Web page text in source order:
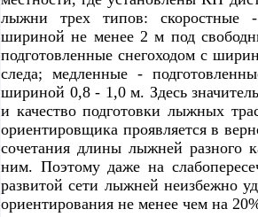
лыжни трех типов: скоростные
шириной не менее 2 м под
подготовленные снегоходом с
следа; медленные -
шириной 0,8 - 1,0 м. Здесь
и качество подготовки лыжных
ориентировщика проявляется в
сочетания длины лыжней разного
ним. Поэтому даже на
развитой сети лыжней неизбежно
ориентирования не менее чем на